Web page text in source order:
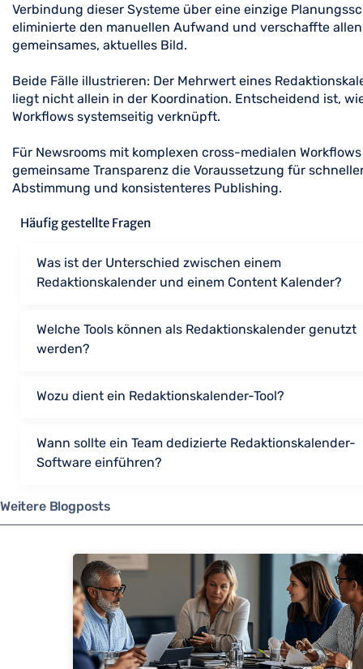
Verbindung dieser Systeme über eine einzige
eliminierte den manuellen Aufwand und verschaffte allen
gemeinsames, aktuelles Bild.
Beide Fälle illustrieren: Der Mehrwert eines
liegt nicht allein in der Koordination. Entscheidend ist,
Workflows systemseitig verknüpft.
Für Newsrooms mit komplexen cross-medialen
gemeinsame Transparenz die Voraussetzung für
Abstimmung und konsistenteres Publishing.
Häufig gestellte Fragen
Was ist der Unterschied zwischen einem
Redaktionskalender und einem Content Kalender?
Welche Tools können als Redaktionskalender genutzt
werden?
Wozu dient ein Redaktionskalender-Tool?
Wann sollte ein Team dedizierte Redaktionskalender-
Software einführen?
Weitere Blogposts